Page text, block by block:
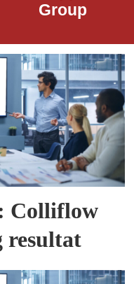
Colliflow
resultat